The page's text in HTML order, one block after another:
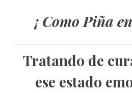
¡ Como Piña
Tratando de
ese estado